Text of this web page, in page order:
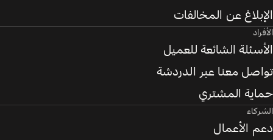
الإبلاغ عن المخالفات
الأفراد
الأسئلة الشائعة للعميل
تواصل معنا عبر الدردشة
حماية المشتري
الشركاء
دعم الأعمال